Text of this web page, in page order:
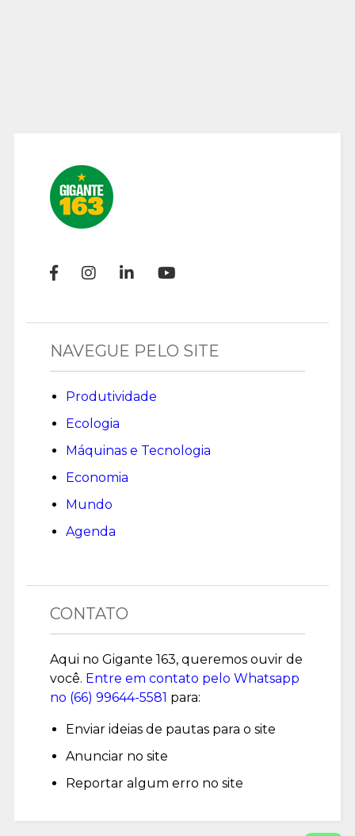
NAVEGUE PELO SITE
Produtividade
Ecologia
Máquinas e Tecnologia
Economia
Mundo
Agenda
CONTATO
Aqui no Gigante 163, queremos ouvir de
você. Entre em contato pelo Whatsapp
no (66) 99644-5581 para:
Enviar ideias de pautas para o site
Anunciar no site
Reportar algum erro no site